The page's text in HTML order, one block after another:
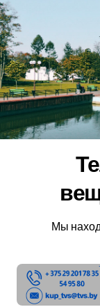
Перейти
к
содержанию
Мы